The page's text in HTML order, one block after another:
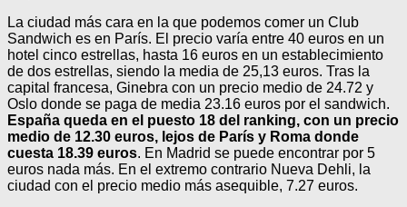
La ciudad más cara en la que podemos comer un Club
Sandwich es en París. El precio varía entre 40 euros en un
hotel cinco estrellas, hasta 16 euros en un establecimiento
de dos estrellas, siendo la media de 25,13 euros. Tras la
capital francesa, Ginebra con un precio medio de 24.72 y
Oslo donde se paga de media 23.16 euros por el sandwich.
España queda en el puesto 18 del ranking, con un precio
medio de 12.30 euros, lejos de París y Roma donde
cuesta 18.39 euros. En Madrid se puede encontrar por 5
euros nada más. En el extremo contrario Nueva Dehli, la
ciudad con el precio medio más asequible, 7.27 euros.